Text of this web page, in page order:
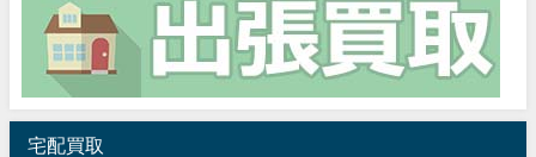
宅配買取